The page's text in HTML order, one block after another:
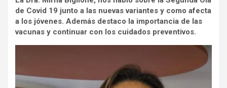
de Covid 19 junto a las nuevas variantes y como afecta
a los jóvenes. Además destaco la importancia de las
vacunas y continuar con los cuidados preventivos.